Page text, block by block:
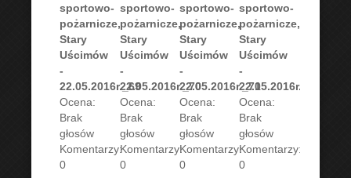
sportowo-
pożarnicze,
Stary
Uścimów
-
22.05.2016r._69
Ocena:
Brak
głosów
Komentarzy:
0
sportowo-
pożarnicze,
Stary
Uścimów
-
22.05.2016r._70
Ocena:
Brak
głosów
Komentarzy:
0
sportowo-
pożarnicze,
Stary
Uścimów
-
22.05.2016r._71
Ocena:
Brak
głosów
Komentarzy:
0
sportowo-
pożarnicze,
Stary
Uścimów
-
22.05.2016r._72
Ocena:
Brak
głosów
Komentarzy:
0